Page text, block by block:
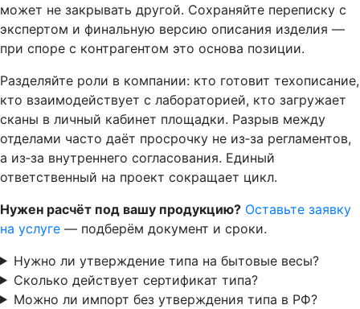
может не закрывать другой. Сохраняйте переписку с
экспертом и финальную версию описания изделия —
при споре с контрагентом это основа позиции.
Разделяйте роли в компании: кто готовит техописание,
кто взаимодействует с лабораторией, кто загружает
сканы в личный кабинет площадки. Разрыв между
отделами часто даёт просрочку не из‑за регламентов,
а из‑за внутреннего согласования. Единый
ответственный на проект сокращает цикл.
Нужен расчёт под вашу продукцию? Оставьте заявку
на услуге — подберём документ и сроки.
Нужно ли утверждение типа на бытовые весы?
Сколько действует сертификат типа?
Можно ли импорт без утверждения типа в РФ?